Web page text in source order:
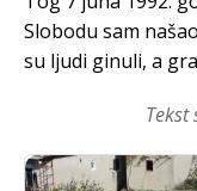
Slobodu sam
su ljudi ginuli, a
Tekst